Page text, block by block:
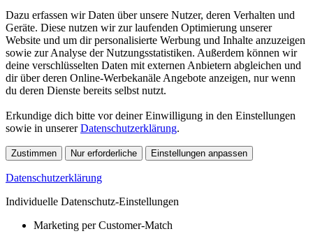
Dazu erfassen wir Daten über unsere Nutzer, deren Verhalten und
Geräte. Diese nutzen wir zur laufenden Optimierung unserer
Website und um dir personalisierte Werbung und Inhalte anzuzeigen
sowie zur Analyse der Nutzungsstatistiken. Außerdem können wir
deine verschlüsselten Daten mit externen Anbietern abgleichen und
dir über deren Online-Werbekanäle Angebote anzeigen, nur wenn
du deren Dienste bereits selbst nutzt.
Erkundige dich bitte vor deiner Einwilligung in den Einstellungen
sowie in unsererDatenschutzerklärung.
Zustimmen Nur erforderliche Einstellungen anpassen
Datenschutzerklärung
Individuelle Datenschutz-Einstellungen
Marketing per Customer-Match